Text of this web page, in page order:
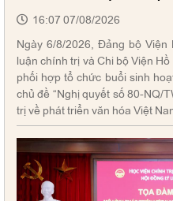
16:07 07/08/2026
Ngày 6/8/2026, Đảng bộ
luận chính trị và Chi bộ Viện
phối hợp tổ chức buổi sinh
chủ đề “Nghị quyết số 80-NQ/
trị về phát triển văn hóa Việt